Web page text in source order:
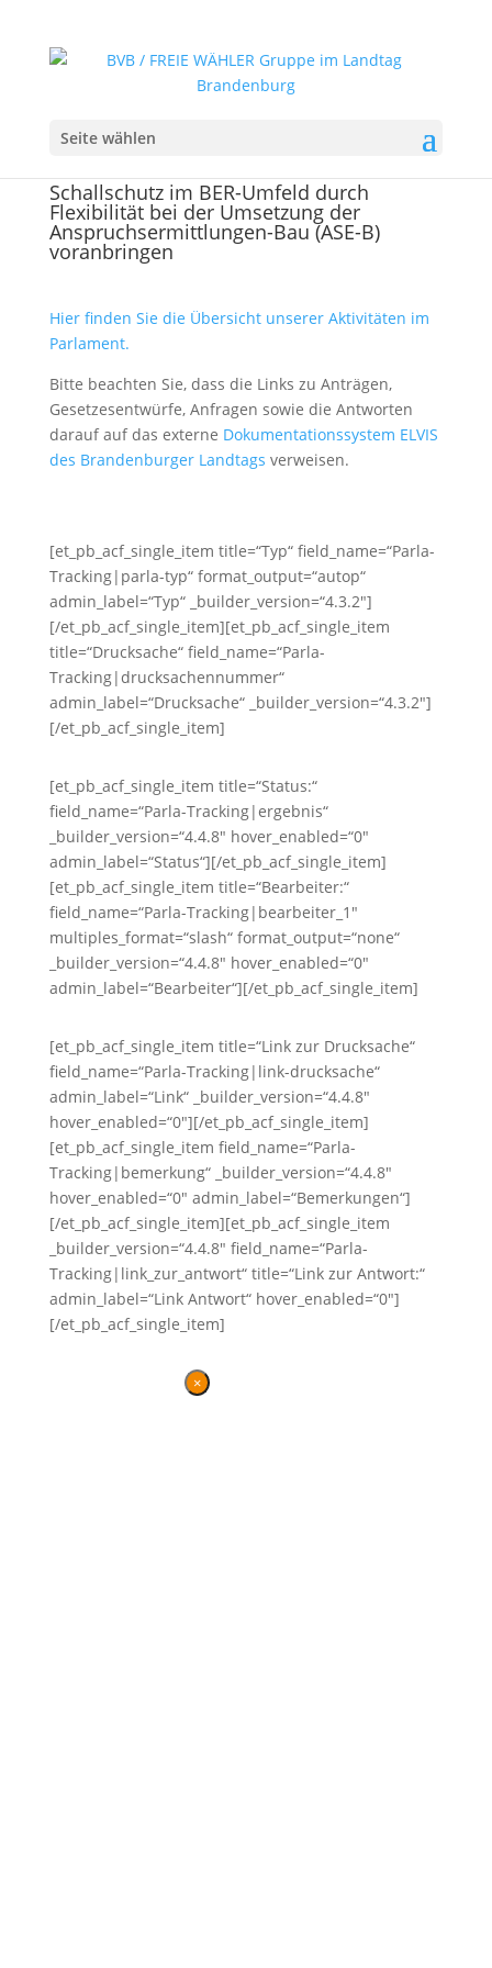
Seite wählen
Schallschutz im BER-Umfeld durch
Flexibilität bei der Umsetzung der
Anspruchsermittlungen-Bau (ASE-B)
voranbringen
Hier finden Sie die Übersicht unserer Aktivitäten im
Parlament.
Bitte beachten Sie, dass die Links zu Anträgen,
Gesetzesentwürfe, Anfragen sowie die Antworten
darauf auf das externe Dokumentationssystem ELVIS
des Brandenburger Landtags verweisen.
[et_pb_acf_single_item title=“Typ“ field_name=“Parla-
Tracking|parla-typ“ format_output=“autop“
admin_label=“Typ“ _builder_version=“4.3.2″]
[/et_pb_acf_single_item][et_pb_acf_single_item
title=“Drucksache“ field_name=“Parla-
Tracking|drucksachennummer“
admin_label=“Drucksache“ _builder_version=“4.3.2″]
[/et_pb_acf_single_item]
[et_pb_acf_single_item title=“Status:“
field_name=“Parla-Tracking|ergebnis“
_builder_version=“4.4.8″ hover_enabled=“0″
admin_label=“Status“][/et_pb_acf_single_item]
[et_pb_acf_single_item title=“Bearbeiter:“
field_name=“Parla-Tracking|bearbeiter_1″
multiples_format=“slash“ format_output=“none“
_builder_version=“4.4.8″ hover_enabled=“0″
admin_label=“Bearbeiter“][/et_pb_acf_single_item]
[et_pb_acf_single_item title=“Link zur Drucksache“
field_name=“Parla-Tracking|link-drucksache“
admin_label=“Link“ _builder_version=“4.4.8″
hover_enabled=“0″][/et_pb_acf_single_item]
[et_pb_acf_single_item field_name=“Parla-
Tracking|bemerkung“ _builder_version=“4.4.8″
hover_enabled=“0″ admin_label=“Bemerkungen“]
[/et_pb_acf_single_item][et_pb_acf_single_item
_builder_version=“4.4.8″ field_name=“Parla-
Tracking|link_zur_antwort“ title=“Link zur Antwort:“
admin_label=“Link Antwort“ hover_enabled=“0″]
[/et_pb_acf_single_item]
×